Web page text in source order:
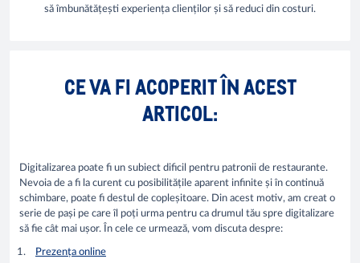
să îmbunătățești experiența clienților și să reduci din costuri.
CE VA FI ACOPERIT ÎN ACEST
ARTICOL:
Digitalizarea poate fi un subiect dificil pentru patronii de restaurante.
Nevoia de a fi la curent cu posibilitățile aparent infinite și în continuă
schimbare, poate fi destul de copleșitoare. Din acest motiv, am creat o
serie de pași pe care îl poți urma pentru ca drumul tău spre digitalizare
să fie cât mai ușor. În cele ce urmează, vom discuta despre:
Prezența online